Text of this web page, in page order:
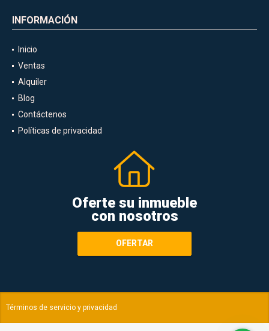
INFORMACIÓN
Inicio
Ventas
Alquiler
Blog
Contáctenos
Políticas de privacidad
Oferte su inmueble
con nosotros
OFERTAR
Términos de servicio y privacidad